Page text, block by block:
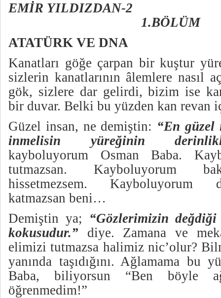
EMİR YILDIZDAN-2
1.BÖLÜM
ATATÜRK VE DNA
Kanatları göğe çarpan bir kuştur
sizlerin kanatlarının âlemlere nasıl
gök, sizlere dar gelirdi, bizim ise
bir duvar. Belki bu yüzden kan revan
Güzel insan, ne demiştin: “En
inmelisin yüreğinin
kayboluyorum Osman Baba.
tutmazsan. Kayboluyorum
hissetmezsem. Kayboluyorum
katmazsan beni…
Demiştin ya; “Gözlerimizin
kokusudur.” diye. Zamana ve
elimizi tutmazsa halimiz nic’olur?
yanında taşıdığını. Ağlamama bu
Baba, biliyorsun “Ben böyle
öğrenmedim!”